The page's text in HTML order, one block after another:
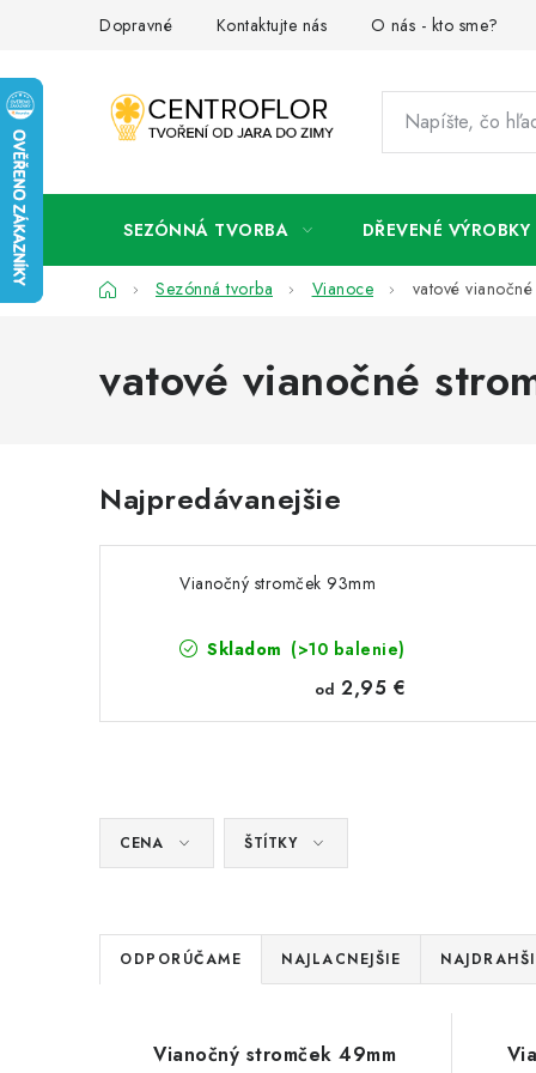
Dopravné Kontaktujte nás O nás - kto sme?
SEZÓNNÁ TVORBA DŘEVENÉ VÝROBKY
DomovSezónná tvorba Vianoce vatové
vatové vianočné
Najpredávanejšie
Vianočný stromček 93mm
Skladom (>10 balenie)
od 2,95 €
CENA ŠTÍTKY
R
a
ODPORÚČAME NAJLACNEJŠIE
Vianočný stromček 49mm